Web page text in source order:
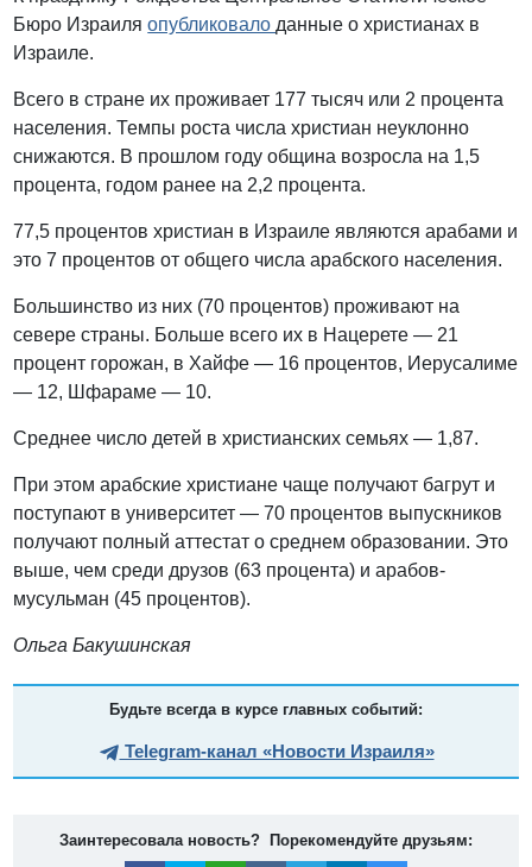
Бюро Израиляопубликовало данные о христианах в
Израиле.
Всего в стране их проживает 177 тысяч или 2 процента
населения. Темпы роста числа христиан неуклонно
снижаются. В прошлом году община возросла на 1,5
процента, годом ранее на 2,2 процента.
77,5 процентов христиан в Израиле являются арабами и
это 7 процентов от общего числа арабского населения.
Большинство из них (70 процентов) проживают на
севере страны. Больше всего их в Нацерете — 21
процент горожан, в Хайфе — 16 процентов, Иерусалиме
— 12, Шфараме — 10.
Среднее число детей в христианских семьях — 1,87.
При этом арабские христиане чаще получают багрут и
поступают в университет — 70 процентов выпускников
получают полный аттестат о среднем образовании. Это
выше, чем среди друзов (63 процента) и арабов-
мусульман (45 процентов).
Ольга Бакушинская
Будьте всегда в курсе главных событий:
Telegram-канал «Новости Израиля»
Заинтересовала новость? Порекомендуйте друзьям: